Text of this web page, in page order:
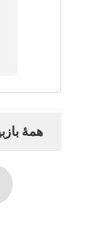
همهٔ